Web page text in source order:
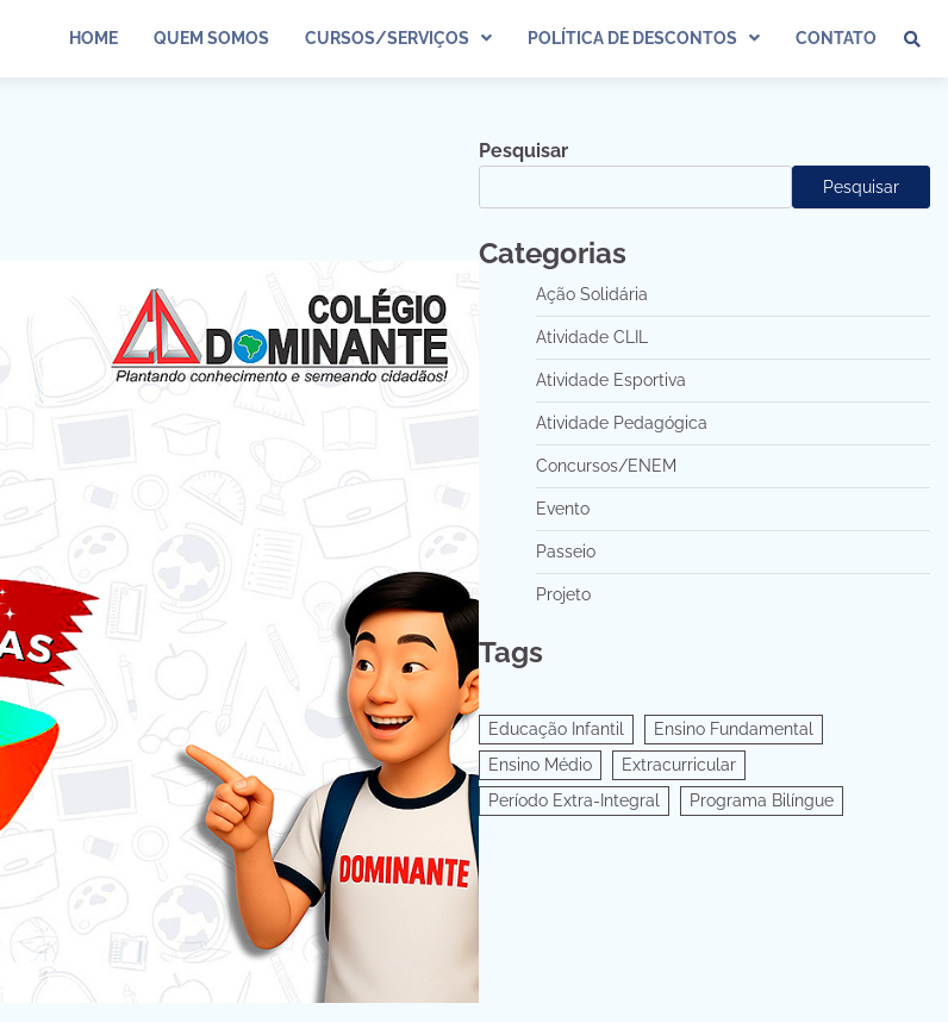
HOME QUEM SOMOS CURSOS/SERVIÇOS POLÍTICA DE DESCONTOS CONTATO
Pesquisar
Pesquisar
Categorias
Ação Solidária
Atividade CLIL
Atividade Esportiva
Atividade Pedagógica
Concursos/ENEM
Evento
Passeio
Projeto
Tags
Educação Infantil
Ensino Fundamental
Ensino Médio
Extracurricular
Período Extra-Integral
Programa Bilíngue